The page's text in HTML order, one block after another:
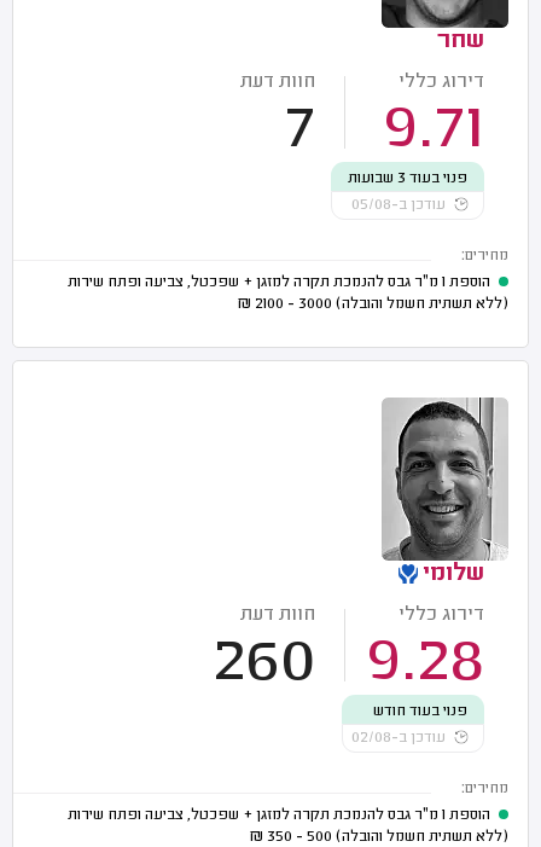
שחר
דירוג כללי
9.71
חוות דעת
7
פנוי בעוד 3 שבועות
עודכן ב-05/08
מחירים:
הוספת 1 מ"ר גבס להנמכת תקרה למזגן + שפכטל, צביעה ופתח שירות
(ללא תשתית חשמל והובלה) 3000 - 2100
₪
שלומי
דירוג כללי
9.28
חוות דעת
260
פנוי בעוד חודש
עודכן ב-02/08
מחירים:
הוספת 1 מ"ר גבס להנמכת תקרה למזגן + שפכטל, צביעה ופתח שירות
(ללא תשתית חשמל והובלה) 500 - 350
₪